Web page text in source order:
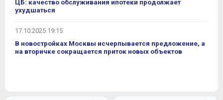
ЦБ: качество обслуживания ипотеки продолжает
ухудшаться
17.10.2025 19:15
В новостройках Москвы исчерпывается предложение, а
на вторичке сокращается приток новых объектов